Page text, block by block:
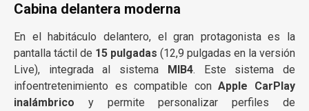
Cabina delantera moderna
En el habitáculo delantero, el gran protagonista es la
pantalla táctil de 15 pulgadas (12,9 pulgadas en la versión
Live), integrada al sistema
MIB4. Este sistema de
infoentretenimiento es compatible conApple CarPlay
inalámbrico y permite personalizar perfiles de